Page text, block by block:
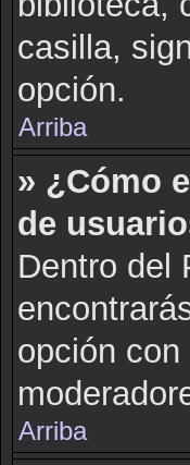
casilla,
opción.
Arriba
» ¿Cómo
de
Dentro del
opción con
Arriba